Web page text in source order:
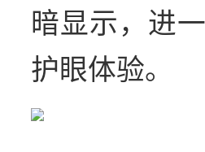
暗显示，进
护眼体验。